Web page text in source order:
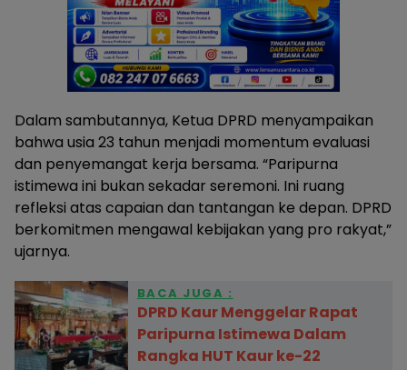
Dalam sambutannya, Ketua DPRD menyampaikan
bahwa usia 23 tahun menjadi momentum evaluasi
dan penyemangat kerja bersama. “Paripurna
istimewa ini bukan sekadar seremoni. Ini ruang
refleksi atas capaian dan tantangan ke depan. DPRD
berkomitmen mengawal kebijakan yang pro rakyat,”
ujarnya.
BACA JUGA :
DPRD Kaur Menggelar Rapat
Paripurna Istimewa Dalam
Rangka HUT Kaur ke-22